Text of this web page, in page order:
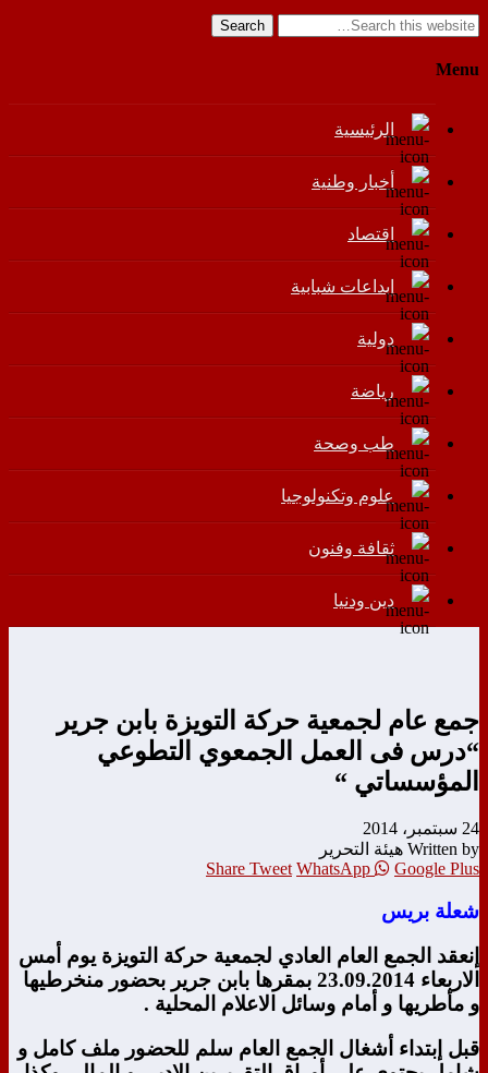
Search
Menu
الرئيسية
أخبار وطنية
اقتصاد
إبداعات شبابية
دولية
رياضة
طب وصحة
علوم وتكنولوجيا
ثقافة وفنون
دين ودنيا
جمع عام لجمعية حركة التويزة بابن جرير
“درس فى العمل الجمعوي التطوعي
المؤسساتي “
24 سبتمبر، 2014
Written by هيئة التحرير
Share Tweet WhatsApp Google Plus
شعلة بريس
إنعقد الجمع العام العادي لجمعية حركة التويزة يوم أمس
الاربعاء 23.09.2014 بمقرها بابن جرير بحضور منخرطيها
و مأطريها و أمام وسائل الاعلام المحلية .
قبل إبتداء أشغال الجمع العام سلم للحضور ملف كامل و